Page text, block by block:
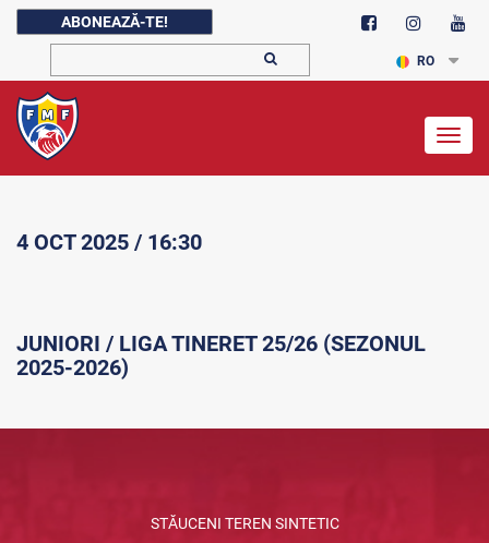
ABONEAZĂ-TE!
RO
4 OCT 2025 / 16:30
JUNIORI / LIGA TINERET 25/26 (SEZONUL
2025-2026)
STĂUCENI TEREN SINTETIC